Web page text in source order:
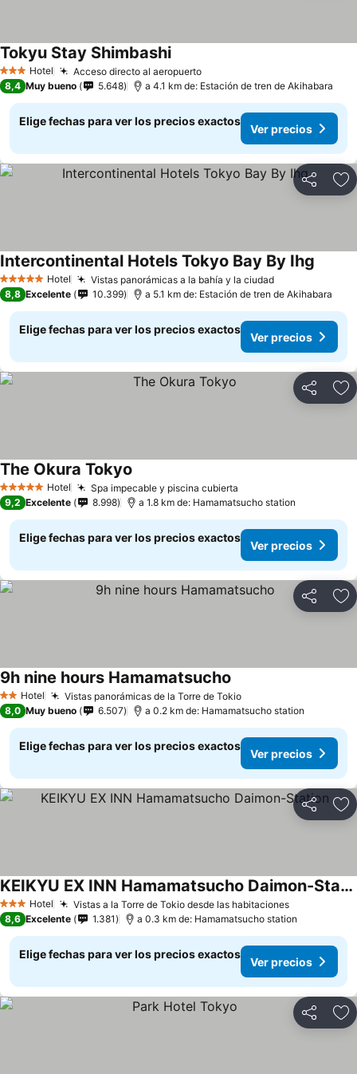
3 Estrellas
Hotel Acceso directo al aeropuerto
Tokyu Stay Shimbashi
8,4 Muy bueno 5.648 a 4.1 km de: Estación de tren de Akihabara
Elige fechas para ver los precios exactos
Ver precios
Compartir
5 Estrellas Hotel Vistas panorámicas a la bahía y la ciudad
Intercontinental Hotels Tokyo Bay By Ihg
8,8 Excelente 10.399 a 5.1 km de: Estación de tren de Akihabara
Elige fechas para ver los precios exactos
Ver precios
Compartir
5 Estrellas Hotel Spa impecable y piscina cubierta
The Okura Tokyo
9,2 Excelente 8.998 a 1.8 km de: Hamamatsucho station
Elige fechas para ver los precios exactos
Ver precios
Compartir
2 Estrellas
Hotel Vistas panorámicas de la Torre de Tokio
9h nine hours Hamamatsucho
8,0 Muy bueno 6.507 a 0.2 km de: Hamamatsucho station
Elige fechas para ver los precios exactos
Ver precios
Compartir
3 Estrellas
Hotel Vistas a la Torre de Tokio desde las habitaciones
KEIKYU EX INN Hamamatsucho Daimon-Station
8,6 Excelente 1.381 a 0.3 km de: Hamamatsucho station
Elige fechas para ver los precios exactos
Ver precios
Compartir